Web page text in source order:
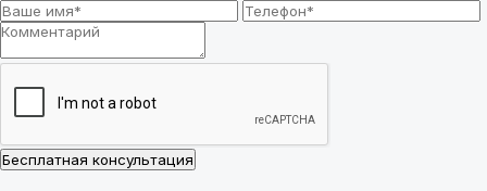
Бесплатная консультация